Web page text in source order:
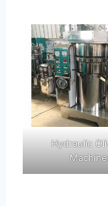
Hydraulic